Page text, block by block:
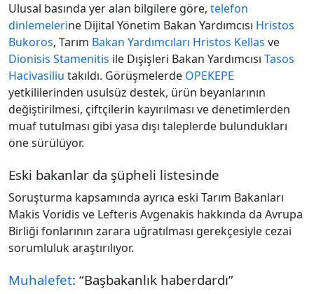
Ulusal basında yer alan bilgilere göre, telefon
dinlemelerine Dijital Yönetim Bakan Yardımcısı Hristos
Bukoros, Tarım Bakan Yardımcıları Hristos Kellas ve
Dionisis Stamenitis ile Dışişleri Bakan Yardımcısı Tasos
Hacivasiliu takıldı. Görüşmelerde OPEKEPE
yetkililerinden usulsüz destek, ürün beyanlarının
değiştirilmesi, çiftçilerin kayırılması ve denetimlerden
muaf tutulması gibi yasa dışı taleplerde bulundukları
öne sürülüyor.
Eski bakanlar da şüpheli listesinde
Soruşturma kapsamında ayrıca eski Tarım Bakanları
Makis Voridis ve Lefteris Avgenakis hakkında da Avrupa
Birliği fonlarının zarara uğratılması gerekçesiyle cezai
sorumluluk araştırılıyor.
Muhalefet: “Başbakanlık haberdardı”